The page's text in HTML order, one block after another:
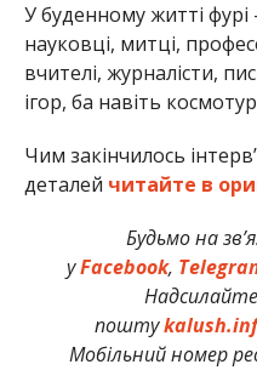
У буденному житті фурі
науковці, митці,
вчителі, журналісти,
ігор, ба навіть
Чим закінчилось
деталей читайте в
Будьмо на
уFacebook,
пошту
Мобільний номер